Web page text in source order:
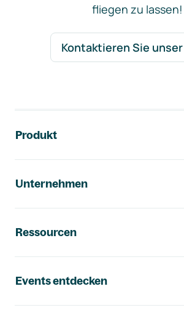
fliegen zu lassen!
Kontaktieren Sie unser
Produkt
Unternehmen
Ressourcen
Events entdecken